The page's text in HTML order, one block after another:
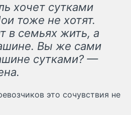
хочет сутками
тоже не хотят.
в семьях жить, а
Вы же сами
сутками? —
это сочувствия не